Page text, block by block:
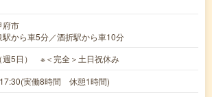
府市
駅から車5分／酒折駅から車10分
週5日） ※＜完全＞土日祝休み
実働8時間 休憩1時間)